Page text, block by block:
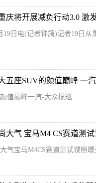
19日电(记者钟旖)记者19日从
五座SUV的颜值巅峰 一
值巅峰一汽-大众揽巡
大气 宝马M4 CS赛道测
气宝马M4CS赛道测试谍照曝